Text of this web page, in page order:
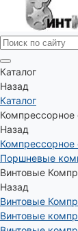
Каталог
Назад
Каталог
Компрессорное
Назад
Компрессорное
Поршневые
Винтовые
Назад
Винтовые
Винтовые